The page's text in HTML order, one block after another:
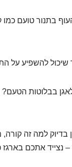
בתנור טועם כמו
להשפיע על
בבלוטות
למה זה קורה,
נצייד אתכם